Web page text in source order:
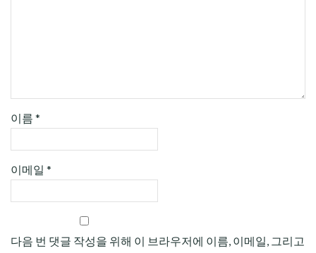
이름 *
이메일 *
다음 번 댓글 작성을 위해 이 브라우저에 이름, 이메일, 그리고